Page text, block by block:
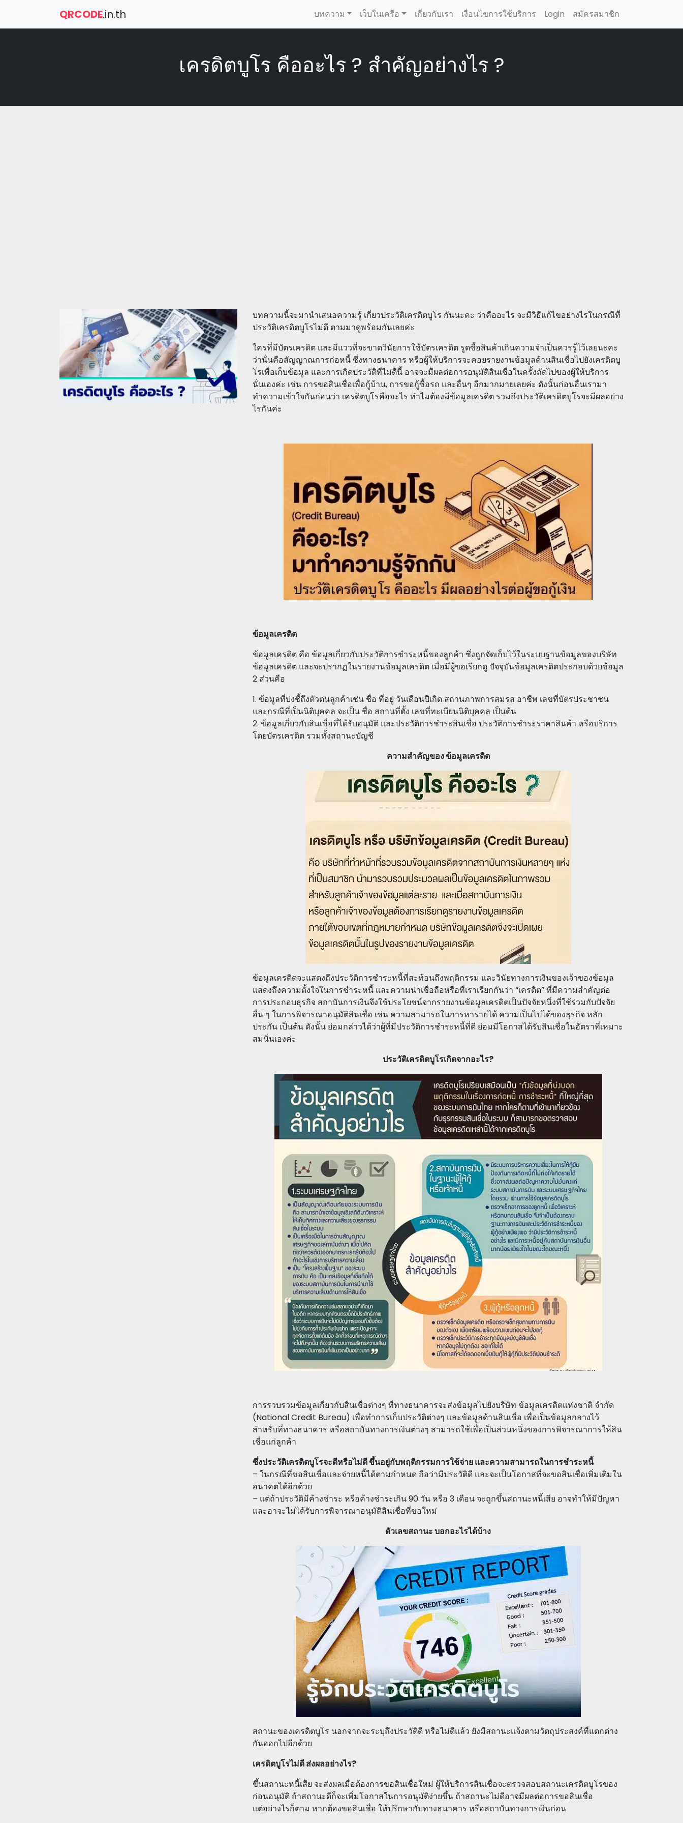
QRCODE.in.th บทความ เว็บในเครือ เกี่ยวกับเรา เงื่อนไขการใช้บริการ Login สมัครสมาชิก
เครดิตบูโร คืออะไร ? สำคัญอย่างไร ?
บทความนี้จะมานำเสนอความรู้ เกี่ยวประวัติเครดิตบูโร กันนะคะ ว่าคืออะไร จะมีวิธีแก้ไขอย่างไรในกรณีที่
ประวัติเครดิตบูโรไม่ดี ตามมาดูพร้อมกันเลยค่ะ
ใครที่มีบัตรเครดิต และมีแววที่จะขาดวินัยการใช้บัตรเครดิต รูดซื้อสินค้าเกินความจำเป็นควรรู้ไว้เลยนะคะ
ว่านั่นคือสัญญาณการก่อหนี้ ซึ่งทางธนาคาร หรือผู้ให้บริการจะคอยรายงานข้อมูลด้านสินเชื่อไปยังเครดิตบู
โรเพื่อเก็บข้อมูล และการเกิดประวัติที่ไม่ดีนี้ อาจจะมีผลต่อการอนุมัติสินเชื่อในครั้งถัดไปของผู้ให้บริการ
นั่นเองค่ะ เช่น การขอสินเชื่อเพื่อกู้บ้าน, การขอกู้ซื้อรถ และอื่นๆ อีกมากมายเลยค่ะ ดังนั้นก่อนอื่นเรามา
ทำความเข้าใจกันก่อนว่า เครดิตบูโรคืออะไร ทำไมต้องมีข้อมูลเครดิต รวมถึงประวัติเครดิตบูโรจะมีผลอย่าง
ไรกันค่ะ
ข้อมูลเครดิต
ข้อมูลเครดิต คือ ข้อมูลเกี่ยวกับประวัติการชำระหนี้ของลูกค้า ซึ่งถูกจัดเก็บไว้ในระบบฐานข้อมูลของบริษัท
ข้อมูลเครดิต และจะปรากฏในรายงานข้อมูลเครดิต เมื่อมีผู้ขอเรียกดู ปัจจุบันข้อมูลเครดิตประกอบด้วยข้อมูล
2 ส่วนคือ
1. ข้อมูลที่บ่งชี้ถึงตัวตนลูกค้าเช่น ชื่อ ที่อยู่ วันเดือนปีเกิด สถานภาพการสมรส อาชีพ เลขที่บัตรประชาชน
และกรณีที่เป็นนิติบุคคล จะเป็น ชื่อ สถานที่ตั้ง เลขที่ทะเบียนนิติบุคคล เป็นต้น
2. ข้อมูลเกี่ยวกับสินเชื่อที่ได้รับอนุมัติ และประวัติการชำระสินเชื่อ ประวัติการชำระราคาสินค้า หรือบริการ
โดยบัตรเครดิต รวมทั้งสถานะบัญชี
ความสำคัญของ ข้อมูลเครดิต
ข้อมูลเครดิตจะแสดงถึงประวัติการชำระหนี้ที่สะท้อนถึงพฤติกรรม และวินัยทางการเงินของเจ้าของข้อมูล
แสดงถึงความตั้งใจในการชำระหนี้ และความน่าเชื่อถือหรือที่เราเรียกกันว่า “เครดิต” ที่มีความสำคัญต่อ
การประกอบธุรกิจ สถาบันการเงินจึงใช้ประโยชน์จากรายงานข้อมูลเครดิตเป็นปัจจัยหนึ่งที่ใช้ร่วมกับปัจจัย
อื่น ๆ ในการพิจารณาอนุมัติสินเชื่อ เช่น ความสามารถในการหารายได้ ความเป็นไปได้ของธุรกิจ หลัก
ประกัน เป็นต้น ดังนั้น ย่อมกล่าวได้ว่าผู้ที่มีประวัติการชำระหนี้ที่ดี ย่อมมีโอกาสได้รับสินเชื่อในอัตราที่เหมาะ
สมนั่นเองค่ะ
ประวัติเครดิตบูโรเกิดจากอะไร?
การรวบรวมข้อมูลเกี่ยวกับสินเชื่อต่างๆ ที่ทางธนาคารจะส่งข้อมูลไปยังบริษัท ข้อมูลเครดิตแห่งชาติ จำกัด
(National Credit Bureau) เพื่อทำการเก็บประวัติต่างๆ และข้อมูลด้านสินเชื่อ เพื่อเป็นข้อมูลกลางไว้
สำหรับที่ทางธนาคาร หรือสถาบันทางการเงินต่างๆ สามารถใช้เพื่อเป็นส่วนหนึ่งของการพิจารณาการให้สิน
เชื่อแก่ลูกค้า
ซึ่งประวัติเครดิตบูโรจะดีหรือไม่ดี ขึ้นอยู่กับพฤติกรรมการใช้จ่าย และความสามารถในการชำระหนี้
– ในกรณีที่ขอสินเชื่อและจ่ายหนี้ได้ตามกำหนด ถือว่ามีประวัติดี และจะเป็นโอกาสที่จะขอสินเชื่อเพิ่มเติมใน
อนาคตได้อีกด้วย
– แต่ถ้าประวัติมีค้างชำระ หรือค้างชำระเกิน 90 วัน หรือ 3 เดือน จะถูกขึ้นสถานะหนี้เสีย อาจทำให้มีปัญหา
และอาจะไม่ได้รับการพิจารณาอนุมัติสินเชื่อที่ขอใหม่
ตัวเลขสถานะ บอกอะไรได้บ้าง
สถานะของเครดิตบูโร นอกจากจะระบุถึงประวัติดี หรือไม่ดีแล้ว ยังมีสถานะแจ้งตามวัตถุประสงค์ที่แตกต่าง
กันออกไปอีกด้วย
เครดิตบูโรไม่ดี ส่งผลอย่างไร?
ขึ้นสถานะหนี้เสีย จะส่งผลเมื่อต้องการขอสินเชื่อใหม่ ผู้ให้บริการสินเชื่อจะตรวจสอบสถานะเครดิตบูโรของ
ก่อนอนุมัติ ถ้าสถานะดีก็จะเพิ่มโอกาสในการอนุมัติง่ายขึ้น ถ้าสถานะไม่ดีอาจมีผลต่อการขอสินเชื่อ
แต่อย่างไรก็ตาม หากต้องขอสินเชื่อ ให้ปรึกษากับทางธนาคาร หรือสถาบันทางการเงินก่อน